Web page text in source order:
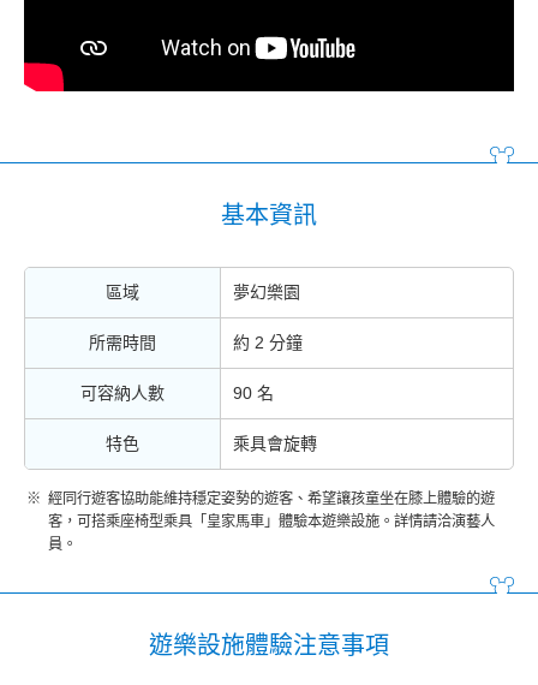
基本資訊
區域 夢幻樂園
所需時間 約 2 分鐘
可容納人數 90 名
特色 乘具會旋轉
經同行遊客協助能維持穩定姿勢的遊客、希望讓孩童坐在膝上體驗的遊
客，可搭乘座椅型乘具「皇家馬車」體驗本遊樂設施。詳情請洽演藝人
員。
遊樂設施體驗注意事項